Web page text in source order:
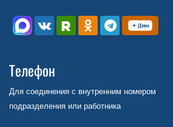
Телефон
Для соединения с внутренним номером
подразделения или работника